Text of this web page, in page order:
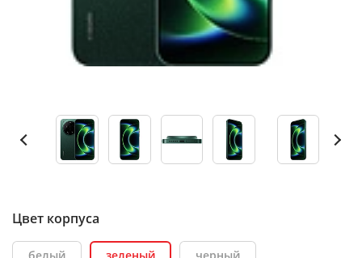
Цвет корпуса